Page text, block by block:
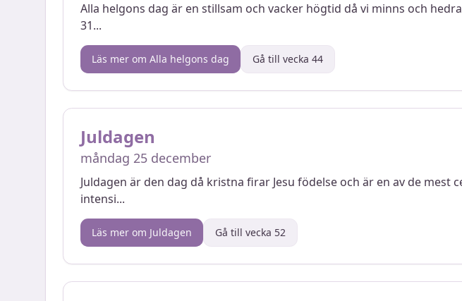
Alla helgons dag är en stillsam och vacker högtid då vi minns och
31...
Läs mer om Alla helgons dag Gå till vecka 44
Juldagen
måndag 25 december
Juldagen är den dag då kristna firar Jesu födelse och är en av de
intensi...
Läs mer om Juldagen Gå till vecka 52